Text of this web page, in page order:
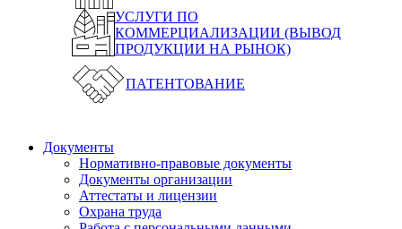
УСЛУГИ ПО
КОММЕРЦИАЛИЗАЦИИ (ВЫВОД
ПРОДУКЦИИ НА РЫНОК)
ПАТЕНТОВАНИЕ
Документы
Нормативно-правовые документы
Документы организации
Аттестаты и лицензии
Охрана труда